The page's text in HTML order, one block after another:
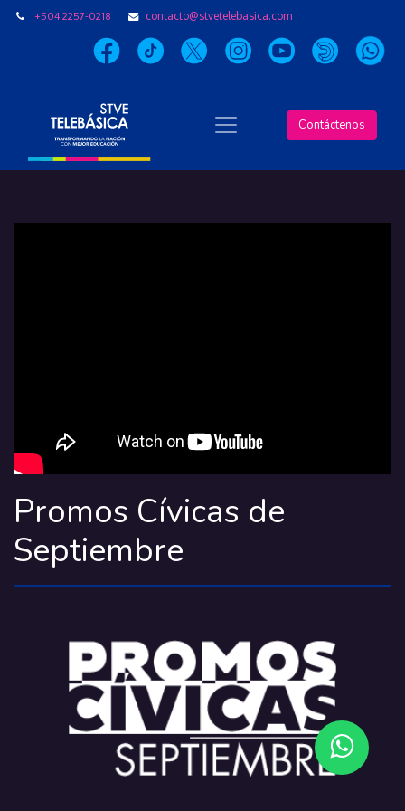
+504 2257-0218 contacto@stvetelebasica.com
Contáctenos
Promos Cívicas de
Septiembre